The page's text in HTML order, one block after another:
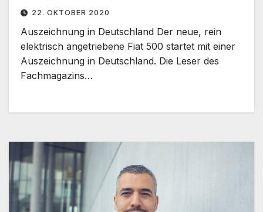
22. OKTOBER 2020
Auszeichnung in Deutschland Der neue, rein
elektrisch angetriebene Fiat 500 startet mit einer
Auszeichnung in Deutschland. Die Leser des
Fachmagazins…